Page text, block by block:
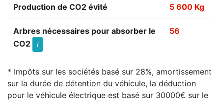
Production de CO2 évité 5 600 Kg
Arbres nécessaires pour absorber le
CO2
i
56
* Impôts sur les sociétés basé sur 28%, amortissement
sur la durée de détention du véhicule, la déduction
pour le véhicule électrique est basé sur 30000€ sur le